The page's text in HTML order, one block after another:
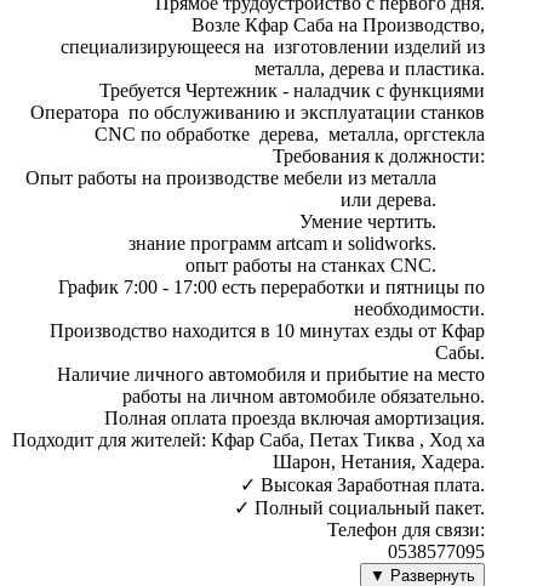
Возле Кфар Саба на Производство,
специализирующееся на изготовлении изделий из
металла, дерева и пластика.
Требуется Чертежник - наладчик с функциями
Оператора по обслуживанию и эксплуатации станков
CNC по обработке дерева, металла, оргстекла
Требования к должности:
Опыт работы на производстве мебели из металла
или дерева.
Умение чертить.
знание программ artcam и solidworks.
опыт работы на станках CNC.
График 7:00 - 17:00 есть переработки и пятницы по
необходимости.
Производство находится в 10 минутах езды от Кфар
Сабы.
Наличие личного автомобиля и прибытие на место
работы на личном автомобиле обязательно.
Полная оплата проезда включая амортизация.
Подходит для жителей: Кфар Саба, Петах Тиква , Ход ха
Шарон, Нетания, Хадера.
✓ Высокая Заработная плата.
✓ Полный социальный пакет.
Телефон для связи:
0538577095
Развернуть ▼